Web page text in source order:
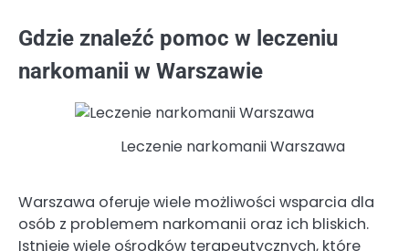
Gdzie znaleźć pomoc w leczeniu
narkomanii w Warszawie
Leczenie narkomanii Warszawa
Warszawa oferuje wiele możliwości wsparcia dla
osób z problemem narkomanii oraz ich bliskich.
Istnieje wiele ośrodków terapeutycznych, które